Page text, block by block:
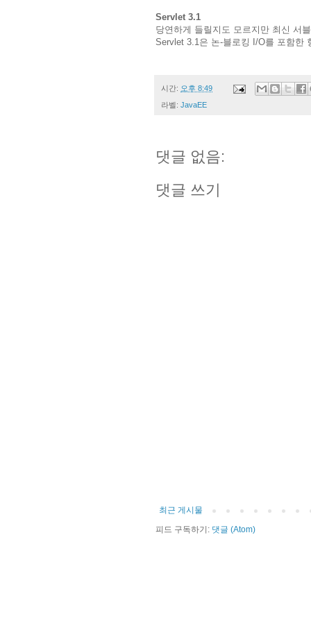
Servlet 3.1
당연하게 들릴지도 모르지만 최신 서
Servlet 3.1은 논-블로킹 I/O를 포함한
시간: 오후 8:49
라벨: JavaEE
댓글 없음:
댓글 쓰기
최근 게시물
피드 구독하기: 댓글 (Atom)